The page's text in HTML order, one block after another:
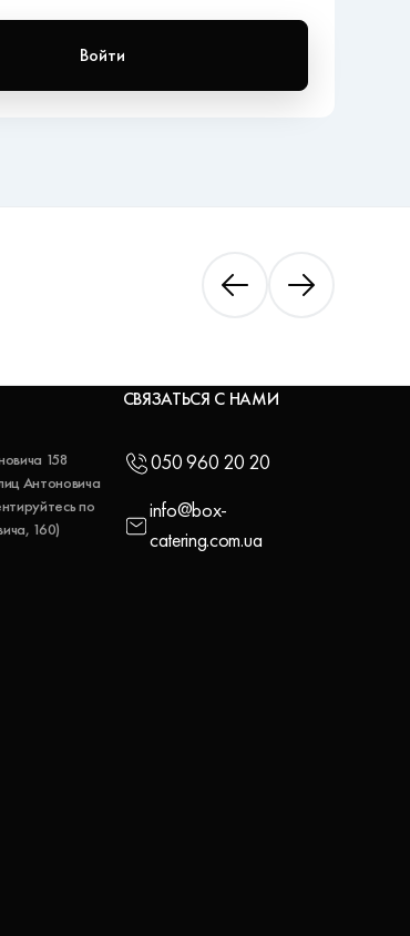
Войти
158
Антоновича
по
160)
СВЯЗАТЬСЯ С НАМИ
050 960 20 20
info@box-
catering.com.ua